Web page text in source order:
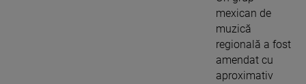
mexican de
muzică
regională a fost
amendat cu
aproximativ